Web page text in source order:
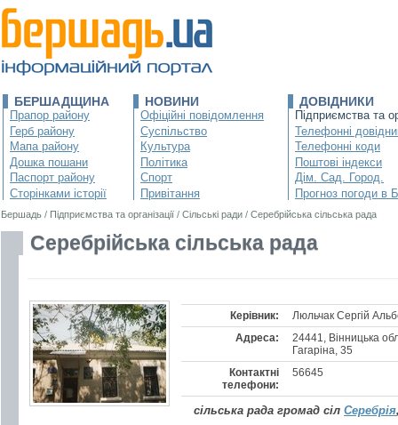
БЕРШАДЩИНА
Прапор району
Герб району
Мапа району
Дошка пошани
Паспорт району
Сторінками історії
НОВИНИ
Офіційні повідомлення
Суспільство
Культура
Політика
Спорт
Привітання
ДОВІДНИКИ
Підприємства та
Телефонні
Телефонні коди
Поштові індекси
Дім. Сад. Город.
Прогноз погоди в
Бершадь / Підприємства та організації / Сільські ради / Серебрійська сільська рада
Серебрійська сільська рада
Керівник:
Люльчак Сергій
Адреса:
24441, Вінницька
Гагаріна, 35
Контактні
телефони:
56645
сільська рада громад сіл Серебрія